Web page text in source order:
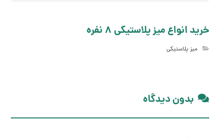
خرید انواع میز پلاستیکی 8 نفره
میز پلاستیکی
بدون دیدگاه